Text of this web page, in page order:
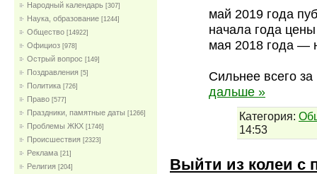
Народный календарь [307]
Наука, образование [1244]
Общество [14922]
Официоз [978]
Острый вопрос [149]
Поздравления [5]
Политика [726]
Право [577]
Праздники, памятные даты [1266]
Проблемы ЖКХ [1746]
Проиcшествия [2323]
Реклама [21]
Религия [204]
май 2019 года
начала года
мая 2018 года —
Сильнее всего
дальше »
Категория:
14:53
Выйти из колеи с